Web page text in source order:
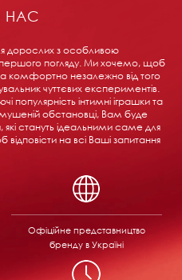
НАС
дорослих з особливою
погляду. Ми хочемо, щоб
комфортно незалежно від того
чуттєвих експериментів.
популярність інтимні іграшки та
обстановці, Вам буде
які стануть ідеальними саме для
на всі Ваші запитання
Офіційне представництво
бренду в Україні